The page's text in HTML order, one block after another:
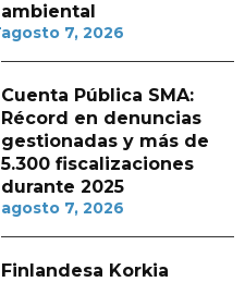
ambiental
agosto 7, 2026
Cuenta Pública SMA:
Récord en denuncias
gestionadas y más de
5.300 fiscalizaciones
durante 2025
agosto 7, 2026
Finlandesa Korkia